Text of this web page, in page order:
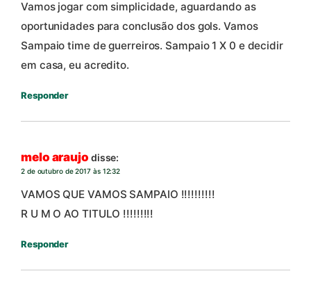
Vamos jogar com simplicidade, aguardando as
oportunidades para conclusão dos gols. Vamos
Sampaio time de guerreiros. Sampaio 1 X 0 e decidir
em casa, eu acredito.
Responder
melo araujo disse:
2 de outubro de 2017 às 12:32
VAMOS QUE VAMOS SAMPAIO !!!!!!!!!!
R U M O AO TITULO !!!!!!!!!
Responder